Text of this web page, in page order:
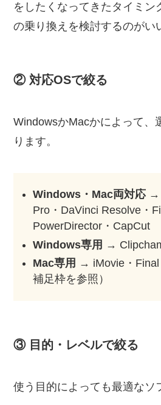
をしたくなってきたタイミン
の乗り換えを検討するのがい
② 対応OSで絞る
WindowsかMacかによって、
ります。
Windows・Mac両対応→
Pro・DaVinci Resolve・
PowerDirector・CapCut
Windows専用 →
Mac専用 → iMovie・
補足枠を参照）
③ 目的・レベルで絞る
使う目的によっても最適なソ